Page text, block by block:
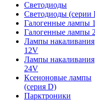
Светодиоды
Светодиоды (серии
Галогенные лампы
Галогенные лампы
Лампы накаливания
12V
Лампы накаливания
24V
Ксеноновые лампы
(серия D)
Парктроники